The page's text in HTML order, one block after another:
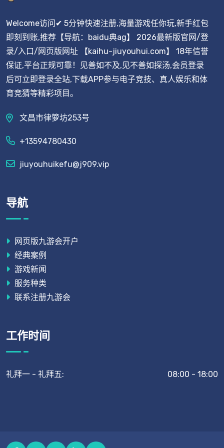
Welcome访问✔ 5分钟快速注册,海量游戏任你玩,新手红包
即刻到账,推荐【导航：baidu典ag】 2026最新版官网/登
录/入口/网页版网址 【kaihu-jiuyouhui.com】 18年信誉
保证,平台正规可靠！见善如不及,见不善如探汤,会员登录
后可立即登录全站,下载APP参与电子竞技、真人娱乐和体
育竞猜等精彩项目。
文昌市律箩坊253号
+13594780430
jiuyouhuikefu@j909.vip
导航
网页版九游会开户
经典案例
游戏新闻
服务种类
联系注册九游会
工作时间
礼拜一 - 礼拜五: 08:00 - 18:00